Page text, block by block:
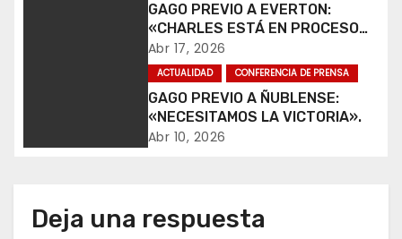
e
n
GAGO PREVIO A EVERTON:
«CHARLES ESTÁ EN PROCESO
DE RECUPERACIÓN».
Abr 17, 2026
ACTUALIDAD CONFERENCIA DE PRENSA
GAGO PREVIO A ÑUBLENSE:
«NECESITAMOS LA VICTORIA».
Abr 10, 2026
Deja una respuesta